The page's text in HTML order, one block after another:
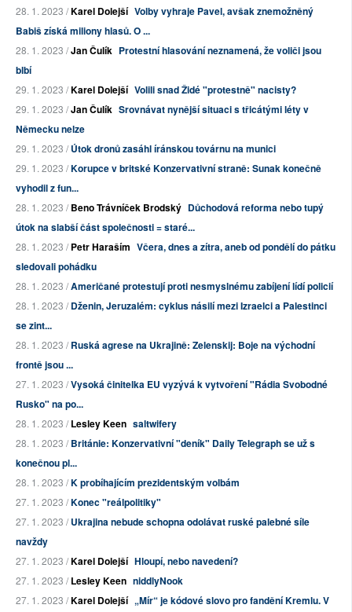
28. 1. 2023 /Karel Dolejší Volby vyhraje Pavel, avšak znemožněný
Babiš získá miliony hlasů. O ...
28. 1. 2023 /Jan Čulík Protestní hlasování neznamená, že voliči jsou
blbí
29. 1. 2023 /Karel Dolejší Volili snad Židé "protestně" nacisty?
29. 1. 2023 /Jan Čulík Srovnávat nynější situaci s třicátými léty v
Německu nelze
29. 1. 2023 /Útok dronů zasáhl íránskou továrnu na munici
29. 1. 2023 /Korupce v britské Konzervativní straně: Sunak konečně
vyhodil z fun...
28. 1. 2023 /Beno Trávníček Brodský Důchodová reforma nebo tupý
útok na slabší část společnosti = staré...
28. 1. 2023 /Petr Haraším Včera, dnes a zítra, aneb od pondělí do pátku
sledovali pohádku
28. 1. 2023 /Američané protestují proti nesmyslnému zabíjení lídí policií
28. 1. 2023 /Dženin, Jeruzalém: cyklus násilí mezi Izraelci a Palestinci
se zint...
28. 1. 2023 /Ruská agrese na Ukrajině: Zelenskij: Boje na východní
frontě jsou ...
27. 1. 2023 /Vysoká činitelka EU vyzývá k vytvoření "Rádia Svobodné
Rusko" na po...
28. 1. 2023 /Lesley Keen saltwifery
28. 1. 2023 /Británie: Konzervativní "deník" Daily Telegraph se už s
konečnou pl...
28. 1. 2023 /K probíhajícím prezidentským volbám
27. 1. 2023 /Konec "reálpolitiky"
27. 1. 2023 /Ukrajina nebude schopna odolávat ruské palebné síle
navždy
27. 1. 2023 /Karel Dolejší Hloupí, nebo navedení?
27. 1. 2023 /Lesley Keen niddlyNook
27. 1. 2023 /Karel Dolejší „Mír“ je kódové slovo pro fandění Kremlu. V